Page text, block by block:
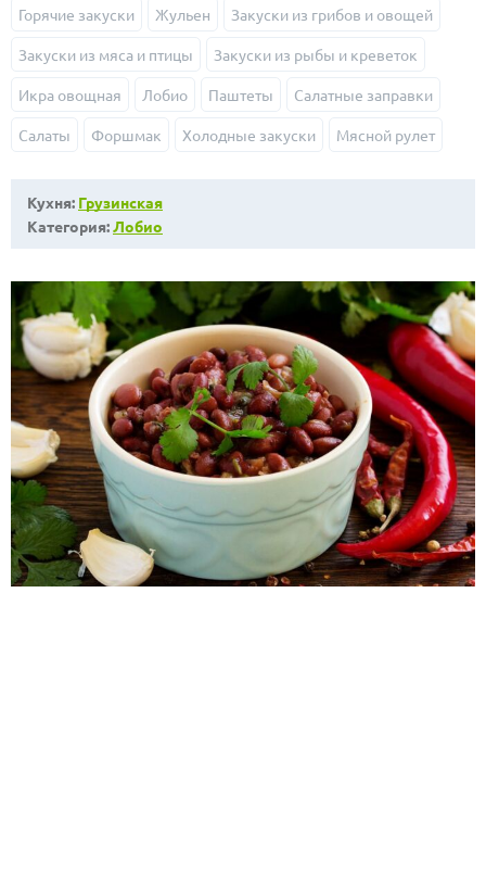
Горячие закуски Жульен Закуски из грибов и овощей
Закуски из мяса и птицы Закуски из рыбы и креветок
Икра овощная Лобио Паштеты Салатные заправки
Салаты Форшмак Холодные закуски Мясной рулет
Кухня: Грузинская
Категория:Лобио